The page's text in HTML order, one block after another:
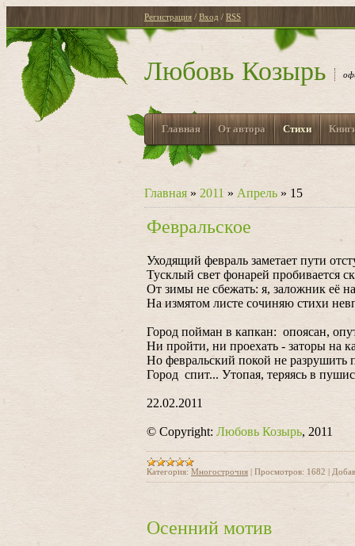
Регистрация / Вход / RSS
Любовь Козырь
Главная От автора Стихи
Главная » 2011 » Апрель » 15
Февральское
Уходящий февраль заметает пути
Тусклый свет фонарей пробивается
От зимы не сбежать: я, заложник её
На измятом листе сочиняю стихи
Город пойман в капкан: опоясан,
Ни пройти, ни проехать - заторы на
Но февральский покой не разрушить
Город спит... Утопая, теряясь в
22.02.2011
© Copyright: Любовь Козырь, 2011
Категория: Многострочия | Просмотров: 1682 |
Осенний мотив